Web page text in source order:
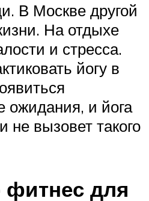
В Москве другой
На отдыхе
и стресса.
йогу в
ожидания, и йога
не вызовет такого
для